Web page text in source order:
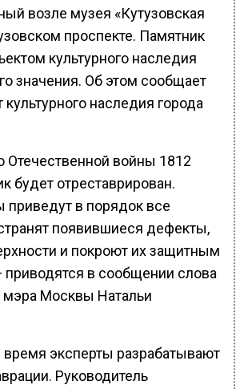
возле музея «Кутузовская
проспекте. Памятник
культурного наследия
значения. Об этом сообщает
наследия города
Отечественной войны 1812
будет отреставрирован.
приведут в порядок все
появившиеся дефекты,
и покроют их защитным
приводятся в сообщении слова
мэра Москвы Натальи
эксперты разрабатывают
Руководитель